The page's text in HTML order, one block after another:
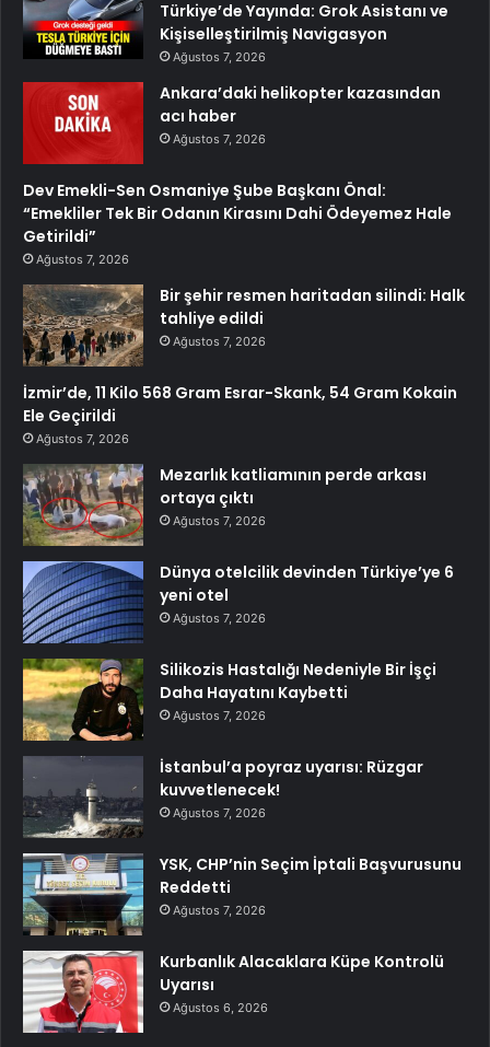
Türkiye’de Yayında: Grok Asistanı ve
Kişiselleştirilmiş Navigasyon
Ağustos 7, 2026
Ankara’daki helikopter kazasından
acı haber
Ağustos 7, 2026
Dev Emekli-Sen Osmaniye Şube Başkanı Önal:
“Emekliler Tek Bir Odanın Kirasını Dahi Ödeyemez Hale
Getirildi”
Ağustos 7, 2026
Bir şehir resmen haritadan silindi: Halk
tahliye edildi
Ağustos 7, 2026
İzmir’de, 11 Kilo 568 Gram Esrar-Skank, 54 Gram Kokain
Ele Geçirildi
Ağustos 7, 2026
Mezarlık katliamının perde arkası
ortaya çıktı
Ağustos 7, 2026
Dünya otelcilik devinden Türkiye’ye 6
yeni otel
Ağustos 7, 2026
Silikozis Hastalığı Nedeniyle Bir İşçi
Daha Hayatını Kaybetti
Ağustos 7, 2026
İstanbul’a poyraz uyarısı: Rüzgar
kuvvetlenecek!
Ağustos 7, 2026
YSK, CHP’nin Seçim İptali Başvurusunu
Reddetti
Ağustos 7, 2026
Kurbanlık Alacaklara Küpe Kontrolü
Uyarısı
Ağustos 6, 2026